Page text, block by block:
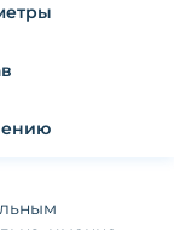
параметры